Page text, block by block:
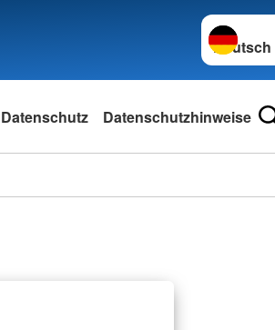
Sprache
Datenschutz Datenschutzhinweise